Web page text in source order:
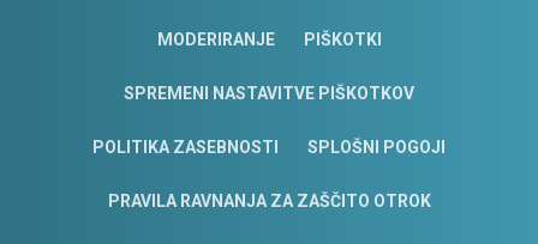
MODERIRANJE PIŠKOTKI
SPREMENI NASTAVITVE PIŠKOTKOV
POLITIKA ZASEBNOSTI SPLOŠNI POGOJI
PRAVILA RAVNANJA ZA ZAŠČITO OTROK